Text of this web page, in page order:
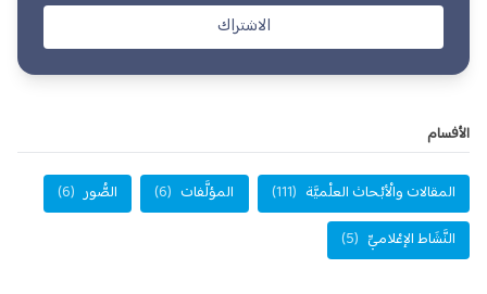
الاشتراك
الأفسام
المقالات والْأبْحاث العلْميَّة (111) المؤلَّفات (6) الصُّور (6)
النَّشَاط الإعْلاميِّ (5)